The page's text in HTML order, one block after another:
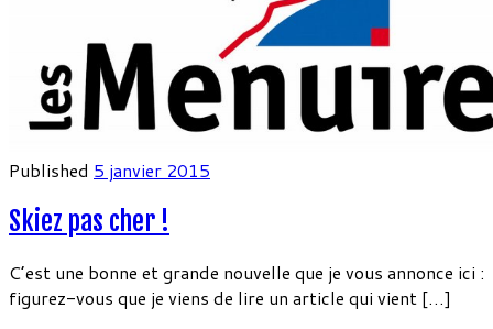
Published 5 janvier 2015
Skiez pas cher !
C’est une bonne et grande nouvelle que je vous annonce ici :
figurez-vous que je viens de lire un article qui vient […]